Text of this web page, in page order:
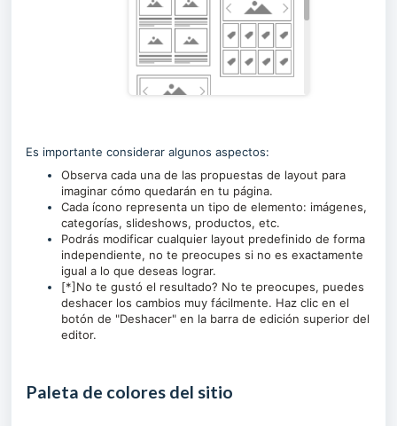
Es importante considerar algunos aspectos:
Observa cada una de las propuestas de layout para
imaginar cómo quedarán en tu página.
Cada ícono representa un tipo de elemento: imágenes,
categorías, slideshows, productos, etc.
Podrás modificar cualquier layout predefinido de forma
independiente, no te preocupes si no es exactamente
igual a lo que deseas lograr.
[*]No te gustó el resultado? No te preocupes, puedes
deshacer los cambios muy fácilmente. Haz clic en el
botón de "Deshacer" en la barra de edición superior del
editor.
Paleta de colores del sitio